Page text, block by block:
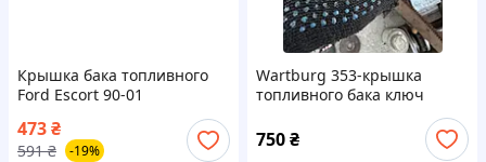
Крышка бака топливного
Ford Escort 90-01
473₴
591 ₴ -19%
Wartburg 353-крышка
топливного бака ключ
750₴